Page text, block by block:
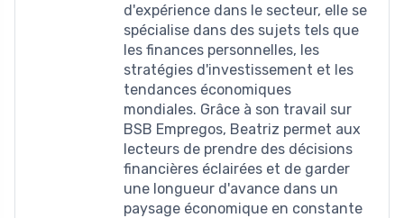
d'expérience dans le secteur, elle se
spécialise dans des sujets tels que
les finances personnelles, les
stratégies d'investissement et les
tendances économiques
mondiales. Grâce à son travail sur
BSB Empregos, Beatriz permet aux
lecteurs de prendre des décisions
financières éclairées et de garder
une longueur d'avance dans un
paysage économique en constante